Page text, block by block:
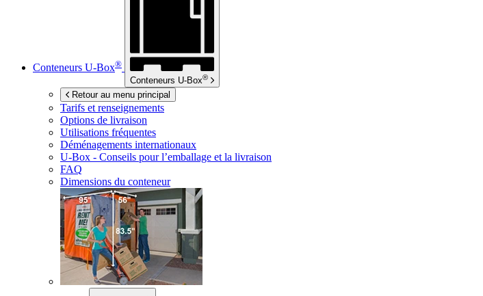
Conteneurs U-Box®
Conteneurs U-Box®
Retour au menu principal
Tarifs et renseignements
Options de livraison
Utilisations fréquentes
Déménagements internationaux
U-Box - Conseils pour l’emballage et la livraison
FAQ
Dimensions du conteneur